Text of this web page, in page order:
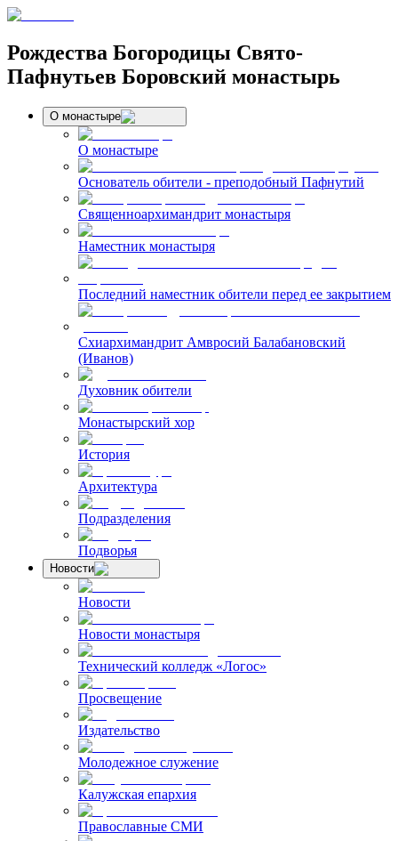
Рождества Богородицы Свято-
Пафнутьев Боровский монастырь
О монастыре
О монастыре
Основатель обители - преподобный Пафнутий
Священноархимандрит монастыря
Наместник монастыря
Последний наместник обители перед ее закрытием
Схиархимандрит Амвросий Балабановский
(Иванов)
Духовник обители
Монастырский хор
История
Архитектура
Подразделения
Подворья
Новости
Новости
Новости монастыря
Технический колледж «Логос»
Просвещение
Издательство
Молодежное служение
Калужская епархия
Православные СМИ